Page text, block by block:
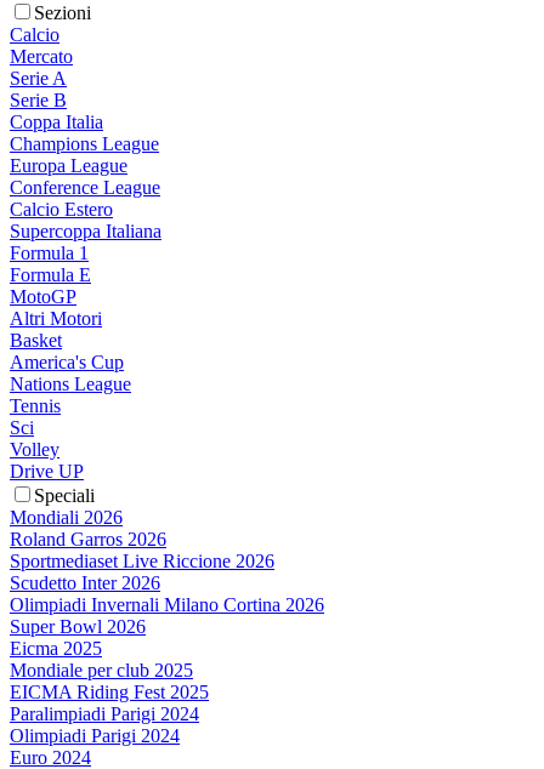
Sezioni
Calcio
Mercato
Serie A
Serie B
Coppa Italia
Champions League
Europa League
Conference League
Calcio Estero
Supercoppa Italiana
Formula 1
Formula E
MotoGP
Altri Motori
Basket
America's Cup
Nations League
Tennis
Sci
Volley
Drive UP
Speciali
Mondiali 2026
Roland Garros 2026
Sportmediaset Live Riccione 2026
Scudetto Inter 2026
Olimpiadi Invernali Milano Cortina 2026
Super Bowl 2026
Eicma 2025
Mondiale per club 2025
EICMA Riding Fest 2025
Paralimpiadi Parigi 2024
Olimpiadi Parigi 2024
Euro 2024